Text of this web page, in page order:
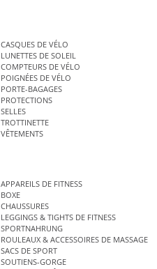
CASQUES DE VÉLO
LUNETTES DE SOLEIL
COMPTEURS DE VÉLO
POIGNÉES DE VÉLO
PORTE-BAGAGES
PROTECTIONS
SELLES
TROTTINETTE
VÊTEMENTS
APPAREILS DE FITNESS
BOXE
CHAUSSURES
LEGGINGS & TIGHTS DE FITNESS
SPORTNAHRUNG
ROULEAUX & ACCESSOIRES DE MASSAGE
SACS DE SPORT
SOUTIENS-GORGE